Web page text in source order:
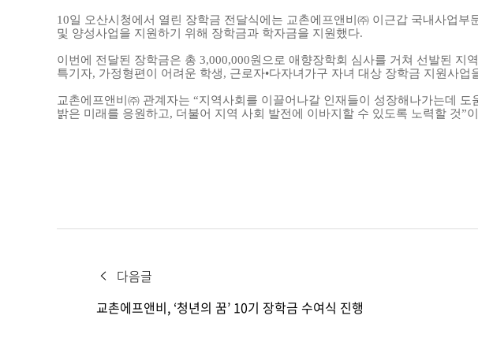
10일 오산시청에서 열린 장학금 전달식에는 교촌에프앤비㈜ 이근갑 국내사업
및 양성사업을 지원하기 위해 장학금과 학자금을 지원했다.
이번에 전달된 장학금은 총 3,000,000원으로 애향장학회 심사를 거쳐 선발된
특기자, 가정형편이 어려운 학생, 근로자•다자녀가구 자녀 대상 장학금 지원사업
교촌에프앤비㈜ 관계자는 “지역사회를 이끌어나갈 인재들이 성장해나가는데
밝은 미래를 응원하고, 더불어 지역 사회 발전에 이바지할 수 있도록 노력할 것”
다음글
교촌에프앤비, ‘청년의 꿈’ 10기 장학금 수여식 진행